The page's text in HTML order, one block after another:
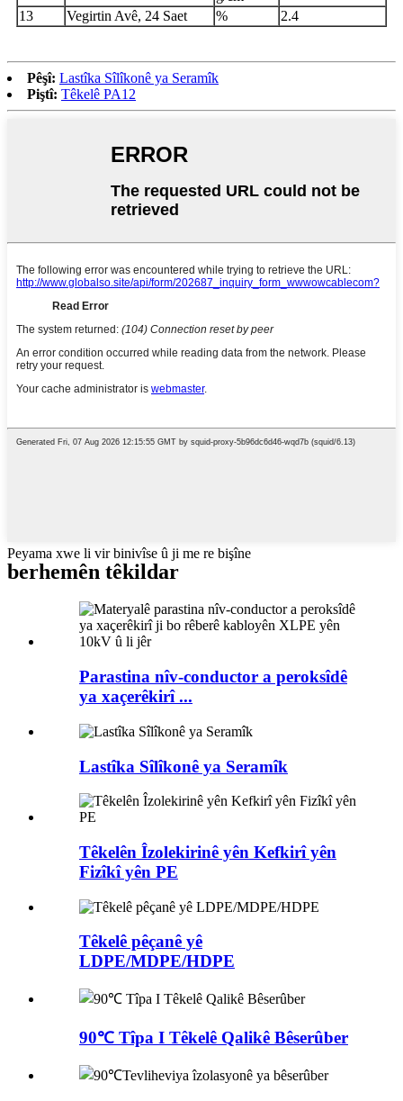
13
Vegirtin Avê, 24 Saet % 2.4
Pêşî: Lastîka Sîlîkonê ya Seramîk
Piştî: Têkelê PA12
Peyama xwe li vir binivîse û ji me re bişîne
berhemên têkildar
Parastina nîv-conductor a peroksîdê
ya xaçerêkirî ...
Lastîka Sîlîkonê ya Seramîk
Têkelên Îzolekirinê yên Kefkirî yên
Fizîkî yên PE
Têkelê pêçanê yê
LDPE/MDPE/HDPE
90℃ Tîpa I Têkelê Qalikê Bêserûber